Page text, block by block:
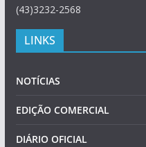
(43)3232-2568
LINKS
NOTÍCIAS
EDIÇÃO COMERCIAL
DIÁRIO OFICIAL